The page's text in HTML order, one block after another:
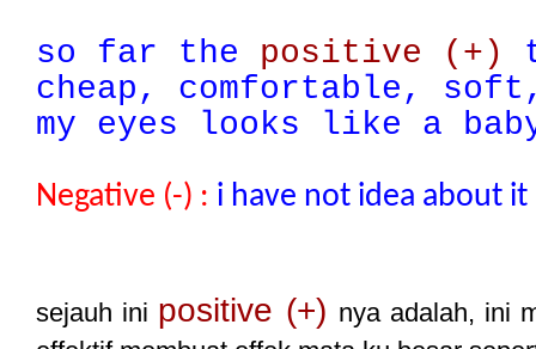
so far the positive (+)
cheap, comfortable,
my eyes looks like a
Negative (-) : i have not idea about it
sejauh ini positive (+) nya adalah, ini